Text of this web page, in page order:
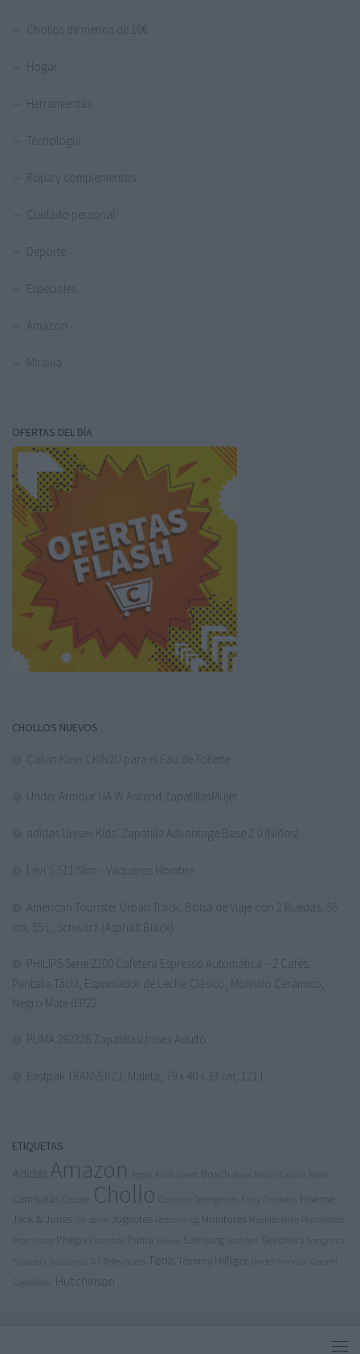
Chollos de menos de 10€
Hogar
Herramientas
Tecnología
Ropa y complementos
Cuidado personal
Deporte
Especiales
Amazon
Miravia
OFERTAS DEL DÍA
CHOLLOS NUEVOS
Calvin Klein CKIN2U para él Eau de Toilette
Under Armour UA W Ascend ZapatillasMujer
adidas Unisex Kids’ Zapatilla Advantage Base 2.0 (Niños)
Levi’S 511 Slim – Vaqueros Hombre
American Tourister Urban Track, Bolsa de Viaje con 2 Ruedas, 55
cm, 55 L, Schwarz (Asphalt Black)
PHILIPS Serie 2200 Cafetera Espresso Automática – 2 Cafés,
Pantalla Táctil, Espumador de Leche Clásico, Molinillo Cerámico,
Negro Mate (EP22…
PUMA 392326 ZapatillasUnisex Adulto
Eastpak TRANVERZ L Maleta, 79 x 40 x 33 cm, 121 L
ETIQUETAS
AdidasAmazon Auriculares Bosch Botas Braun
Camisetas Cecotec Chollo Detergentes Hisense
Jack & Jones Juguetes Lg Monitores
Pantalones
Philips Puma Samsung Satisfyer Skechers Songmics
Tcl Televisores Tenis Tommy Hilfiger
Zapatillas
Hutchinson